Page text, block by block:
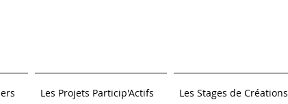
Les Projets Particip'Actifs Les Stages de Créations